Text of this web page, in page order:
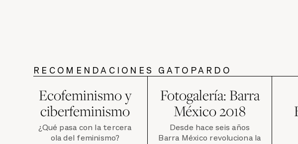
RECOMENDACIONES GATOPARDO
Ecofeminismo y
ciberfeminismo
¿Qué pasa con la tercera
ola del feminismo?
Fotogalería: Barra
México 2018
Desde hace seis años
Barra México revoluciona la